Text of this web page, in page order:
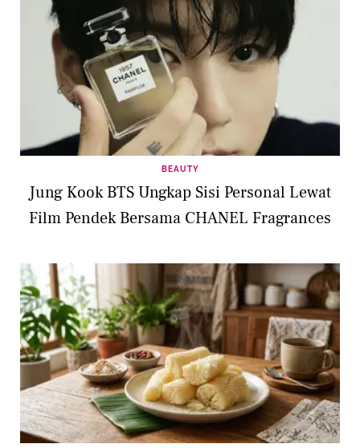
BEAUTY
Jung Kook BTS Ungkap Sisi Personal Lewat
Film Pendek Bersama CHANEL Fragrances